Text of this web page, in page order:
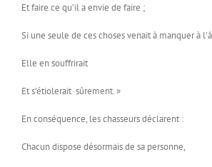
Et faire ce qu’il a envie de faire ;
Si une seule de ces choses venait à manquer à
Elle en souffrirait
Et s’étiolerait sûrement. »
En conséquence, les chasseurs déclarent :
Chacun dispose désormais de sa personne,